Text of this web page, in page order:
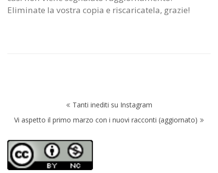
Eliminate la vostra copia e riscaricatela, grazie!
Navigazione
articoli
Tanti inediti su Instagram
Vi aspetto il primo marzo con i nuovi racconti (aggiornato)